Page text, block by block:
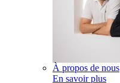
À propos de nous
En savoir plus